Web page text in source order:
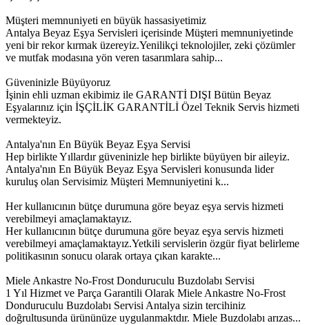
Müşteri memnuniyeti en büyük hassasiyetimiz
Antalya Beyaz Eşya Servisleri içerisinde Müşteri memnuniyetinde
yeni bir rekor kırmak üzereyiz.Yenilikçi teknolojiler, zeki çözümler
ve mutfak modasına yön veren tasarımlara sahip...
Güveninizle Büyüyoruz
İşinin ehli uzman ekibimiz ile GARANTİ DIŞI Bütün Beyaz
Eşyalarınız için İŞÇİLİK GARANTİLİ Özel Teknik Servis hizmeti
vermekteyiz.
Antalya'nın En Büyük Beyaz Eşya Servisi
Hep birlikte Yıllardır güveninizle hep birlikte büyüyen bir aileyiz.
Antalya'nın En Büyük Beyaz Eşya Servisleri konusunda lider
kuruluş olan Servisimiz Müşteri Memnuniyetini k...
Her kullanıcının bütçe durumuna göre beyaz eşya servis hizmeti
verebilmeyi amaçlamaktayız.
Her kullanıcının bütçe durumuna göre beyaz eşya servis hizmeti
verebilmeyi amaçlamaktayız.Yetkili servislerin özgür fiyat belirleme
politikasının sonucu olarak ortaya çıkan karakte...
Miele Ankastre No-Frost Donduruculu Buzdolabı Servisi
1 Yıl Hizmet ve Parça Garantili Olarak Miele Ankastre No-Frost
Donduruculu Buzdolabı Servisi Antalya sizin tercihiniz
doğrultusunda ürününüze uygulanmaktdır. Miele Buzdolabı arızas...